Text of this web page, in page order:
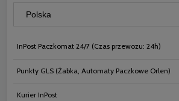
InPost Paczkomat 24/7 (Czas przewozu: 24h)
Punkty GLS (Żabka, Automaty Paczkowe Orlen)
Kurier InPost